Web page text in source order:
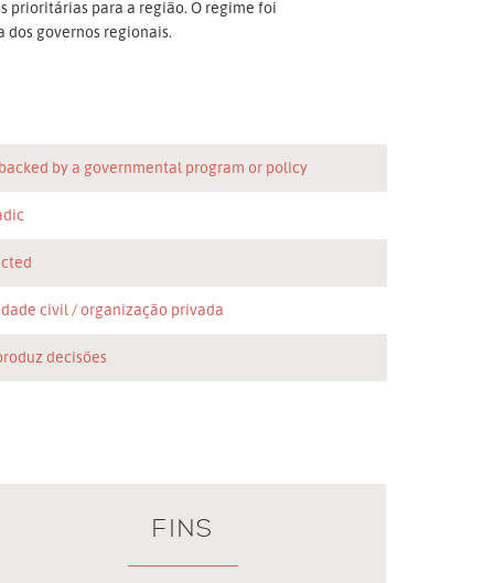
prioritárias para a região. O regime foi
dos governos regionais.
by a governmental program or policy
civil organização privada
decisões
FINS